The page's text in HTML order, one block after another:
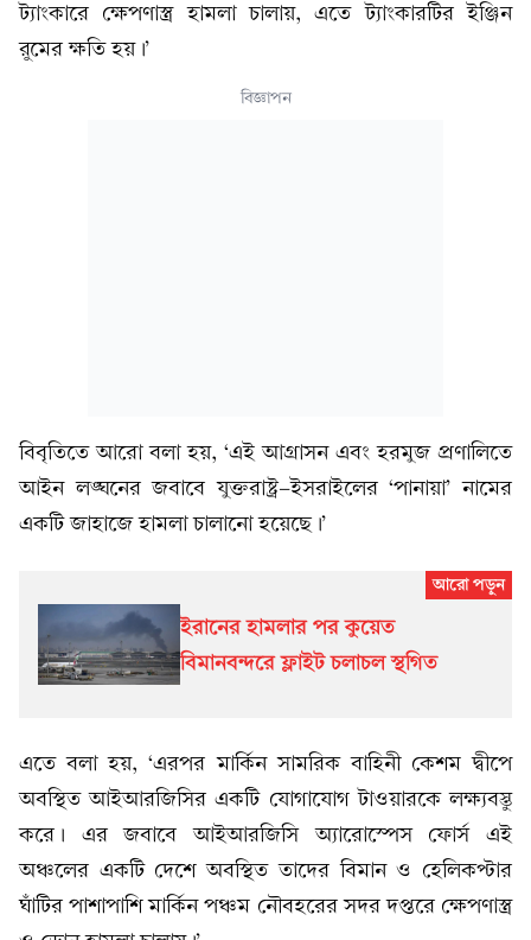
ট্যাংকারে ক্ষেপণাস্ত্র হামলা চালায়, এতে ট্যাংকারটির ইঞ্জিন
রুমের ক্ষতি হয়।’
বিজ্ঞাপন
বিবৃতিতে আরো বলা হয়, ‘এই আগ্রাসন এবং হরমুজ প্রণালিতে
আইন লঙ্ঘনের জবাবে যুক্তরাষ্ট্র-ইসরাইলের ‘পানায়া’ নামের
একটি জাহাজে হামলা চালানো হয়েছে।’
ইরানের হামলার পর কুয়েত
বিমানবন্দরে ফ্লাইট চলাচল স্থগিত
এতে বলা হয়, ‘এরপর মার্কিন সামরিক বাহিনী কেশম দ্বীপে
অবস্থিত আইআরজিসির একটি যোগাযোগ টাওয়ারকে লক্ষ্যবস্তু
করে। এর জবাবে আইআরজিসি অ্যারোস্পেস ফোর্স এই
অঞ্চলের একটি দেশে অবস্থিত তাদের বিমান ও হেলিকপ্টার
ঘাঁটির পাশাপাশি মার্কিন পঞ্চম নৌবহরের সদর দপ্তরে ক্ষেপণাস্ত্র